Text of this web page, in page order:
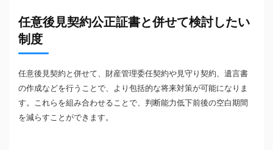
任意後見契約公正証書と併せて検討したい
制度
任意後見契約と併せて、財産管理委任契約や見守り契約、遺言書
の作成などを行うことで、より包括的な将来対策が可能になりま
す。これらを組み合わせることで、判断能力低下前後の空白期間
を減らすことができます。